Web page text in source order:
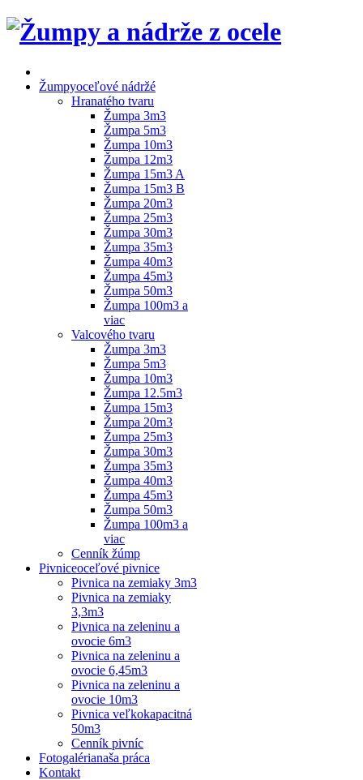
Žumpyoceľové nádržé
Hranatého tvaru
Žumpa 3m3
Žumpa 5m3
Žumpa 10m3
Žumpa 12m3
Žumpa 15m3 A
Žumpa 15m3 B
Žumpa 20m3
Žumpa 25m3
Žumpa 30m3
Žumpa 35m3
Žumpa 40m3
Žumpa 45m3
Žumpa 50m3
Žumpa 100m3 a
viac
Valcového tvaru
Žumpa 3m3
Žumpa 5m3
Žumpa 10m3
Žumpa 12.5m3
Žumpa 15m3
Žumpa 20m3
Žumpa 25m3
Žumpa 30m3
Žumpa 35m3
Žumpa 40m3
Žumpa 45m3
Žumpa 50m3
Žumpa 100m3 a
viac
Cenník žúmp
Pivniceoceľové pivnice
Pivnica na zemiaky 3m3
Pivnica na zemiaky
3,3m3
Pivnica na zeleninu a
ovocie 6m3
Pivnica na zeleninu a
ovocie 6,45m3
Pivnica na zeleninu a
ovocie 10m3
Pivnica veľkokapacitná
50m3
Cenník pivníc
Fotogalérianaša práca
Kontakt